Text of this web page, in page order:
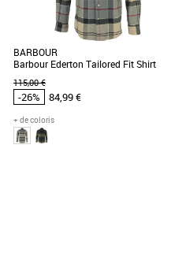
BARBOUR
Barbour Ederton Tailored Fit Shirt
115,00 €
-26% 84,99 €
+ de coloris